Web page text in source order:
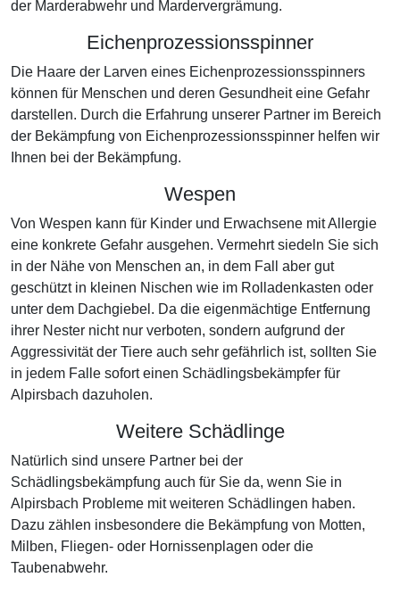
der Marderabwehr und Mardervergrämung.
Eichenprozessionsspinner
Die Haare der Larven eines Eichenprozessionsspinners
können für Menschen und deren Gesundheit eine Gefahr
darstellen. Durch die Erfahrung unserer Partner im Bereich
der Bekämpfung von Eichenprozessionsspinner helfen wir
Ihnen bei der Bekämpfung.
Wespen
Von Wespen kann für Kinder und Erwachsene mit Allergie
eine konkrete Gefahr ausgehen. Vermehrt siedeln Sie sich
in der Nähe von Menschen an, in dem Fall aber gut
geschützt in kleinen Nischen wie im Rolladenkasten oder
unter dem Dachgiebel. Da die eigenmächtige Entfernung
ihrer Nester nicht nur verboten, sondern aufgrund der
Aggressivität der Tiere auch sehr gefährlich ist, sollten Sie
in jedem Falle sofort einen Schädlingsbekämpfer für
Alpirsbach dazuholen.
Weitere Schädlinge
Natürlich sind unsere Partner bei der
Schädlingsbekämpfung auch für Sie da, wenn Sie in
Alpirsbach Probleme mit weiteren Schädlingen haben.
Dazu zählen insbesondere die Bekämpfung von Motten,
Milben, Fliegen- oder Hornissenplagen oder die
Taubenabwehr.